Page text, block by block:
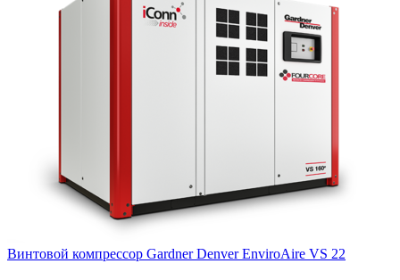
Винтовой компрессор Gardner Denver EnviroAire VS 22